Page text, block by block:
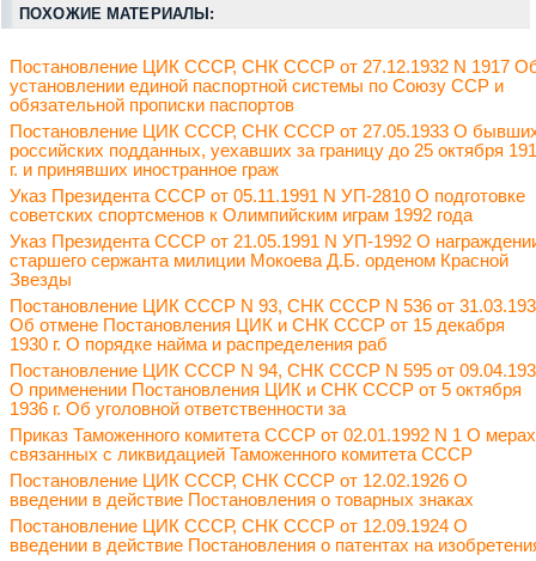
ПОХОЖИЕ МАТЕРИАЛЫ:
Постановление ЦИК СССР, СНК СССР от 27.12.1932 N 1917
установлении единой паспортной системы по Союзу ССР и
обязательной прописки паспортов
Постановление ЦИК СССР, СНК СССР от 27.05.1933 О
российских подданных, уехавших за границу до 25 октября
г. и принявших иностранное граж
Указ Президента СССР от 05.11.1991 N УП-2810 О подготовке
советских спортсменов к Олимпийским играм 1992 года
Указ Президента СССР от 21.05.1991 N УП-1992 О
старшего сержанта милиции Мокоева Д.Б. орденом Красной
Звезды
Постановление ЦИК СССР N 93, СНК СССР N 536 от
Об отмене Постановления ЦИК и СНК СССР от 15 декабря
1930 г. О порядке найма и распределения раб
Постановление ЦИК СССР N 94, СНК СССР N 595 от
О применении Постановления ЦИК и СНК СССР от 5 октября
1936 г. Об уголовной ответственности за
Приказ Таможенного комитета СССР от 02.01.1992 N 1 О
связанных с ликвидацией Таможенного комитета СССР
Постановление ЦИК СССР, СНК СССР от 12.02.1926 О
введении в действие Постановления о товарных знаках
Постановление ЦИК СССР, СНК СССР от 12.09.1924 О
введении в действие Постановления о патентах на